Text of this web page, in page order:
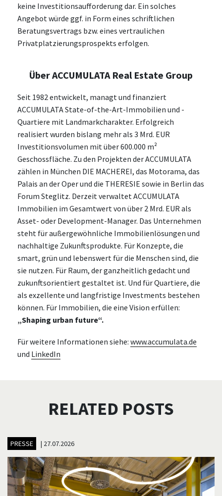
keine Investitionsaufforderung dar. Ein solches
Angebot würde ggf. in Form eines schriftlichen
Beratungsvertrags bzw. eines vertraulichen
Privatplatzierungsprospekts erfolgen.
Über ACCUMULATA Real Estate Group
Seit 1982 entwickelt, managt und finanziert
ACCUMULATA State-of-the-Art-Immobilien und -
Quartiere mit Landmarkcharakter. Erfolgreich
realisiert wurden bislang mehr als 3 Mrd. EUR
Investitionsvolumen mit über 600.000 m²
Geschossfläche. Zu den Projekten der ACCUMULATA
zählen in München DIE MACHEREI, das Motorama, das
Palais an der Oper und die THERESIE sowie in Berlin das
Forum Steglitz. Derzeit verwaltet ACCUMULATA
Immobilien im Gesamtwert von über 2 Mrd. EUR als
Asset- oder Development-Manager. Das Unternehmen
steht für außergewöhnliche Immobilienlösungen und
nachhaltige Zukunftsprodukte. Für Konzepte, die
smart, grün und lebenswert für die Menschen sind, die
sie nutzen. Für Raum, der ganzheitlich gedacht und
zukunftsorientiert gestaltet ist. Und für Quartiere, die
als exzellente und langfristige Investments bestehen
können. Für Immobilien, die eine Vision erfüllen:
„Shaping urban future“.
Für weitere Informationen siehe: www.accumulata.de
und LinkedIn
RELATED POSTS
PRESSE | 27.07.2026